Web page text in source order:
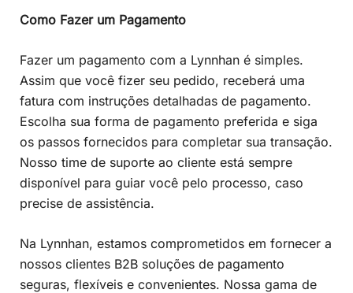
Como Fazer um Pagamento
Fazer um pagamento com a Lynnhan é simples.
Assim que você fizer seu pedido, receberá uma
fatura com instruções detalhadas de pagamento.
Escolha sua forma de pagamento preferida e siga
os passos fornecidos para completar sua transação.
Nosso time de suporte ao cliente está sempre
disponível para guiar você pelo processo, caso
precise de assistência.
Na Lynnhan, estamos comprometidos em fornecer a
nossos clientes B2B soluções de pagamento
seguras, flexíveis e convenientes. Nossa gama de